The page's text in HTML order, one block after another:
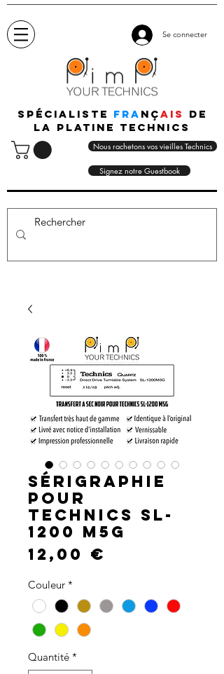
Se connecter
Spécialiste fra nçais
de
la platine technics
Nous rachetons vos vieilles Technics
Signez notre Guestbook
Sérigraphie
pour
Technics SL-
1200 M5G
12,00 €
Couleur *
Quantité *